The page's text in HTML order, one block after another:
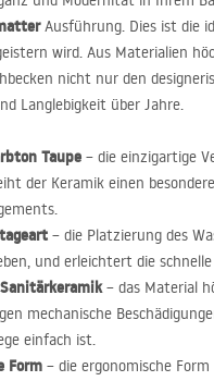
Ausführung. Dies ist die
wird. Aus Materialien
nicht nur den
Langlebigkeit über Jahre.
Taupe – die einzigartige
der Keramik einen
– die Platzierung des
und erleichtert die
– das Material
mechanische
einfach ist.
Form – die ergonomische